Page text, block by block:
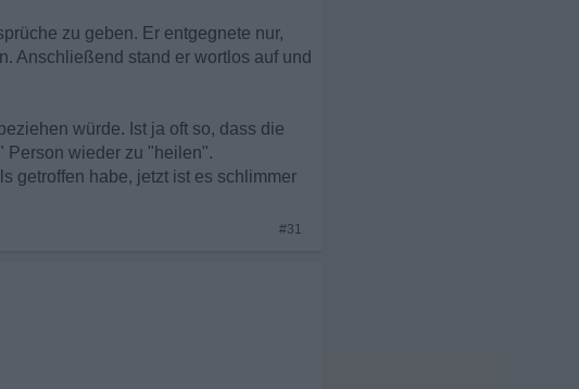
zu geben. Er entgegnete nur,
Anschließend stand er wortlos auf und
würde. Ist ja oft so, dass die
Person wieder zu "heilen".
getroffen habe, jetzt ist es schlimmer
#31